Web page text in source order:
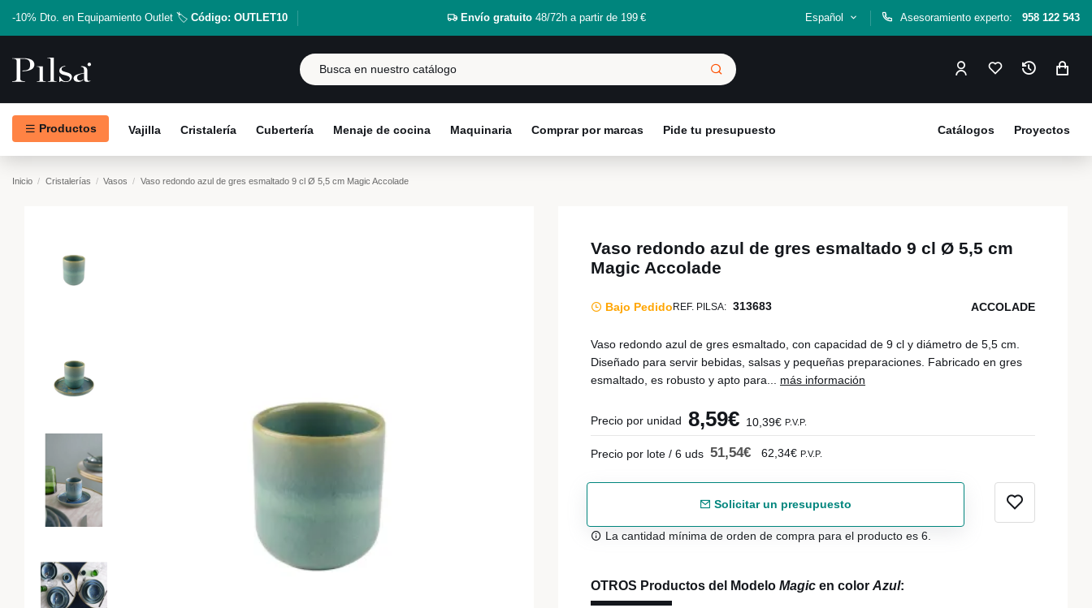
-10% Dto. en Equipamiento Outlet 🏷️ Código: OUTLET10 Envío gratuito48/72h a partir de 199 € Español Asesoramiento experto: 958 122 543
Productos Vajilla Cristalería Cubertería Menaje de cocina Maquinaria Comprar por marcas Pide tu presupuesto Proyectos
Catálogos
Inicio Cristalerías Vasos Vaso redondo azul de gres esmaltado 9 cl Ø 5,5 cm Magic Accolade
Vaso redondo azul de gres esmaltado 9 cl Ø 5,5 cm
Magic Accolade
Bajo Pedido REF. PILSA: 313683 ACCOLADE
Vaso redondo azul de gres esmaltado, con capacidad de 9 cl y diámetro de 5,5 cm.
Diseñado para servir bebidas, salsas y pequeñas preparaciones. Fabricado en gres
esmaltado, es robusto y apto para... más información
Precio por unidad 8,59€ 10,39€ P.V.P.
Precio por lote / 6 uds 51,54€ 62,34€ P.V.P.
Solicitar un presupuesto
La cantidad mínima de orden de compra para el producto es 6.
OTROS Productos del Modelo Magic en color Azul: